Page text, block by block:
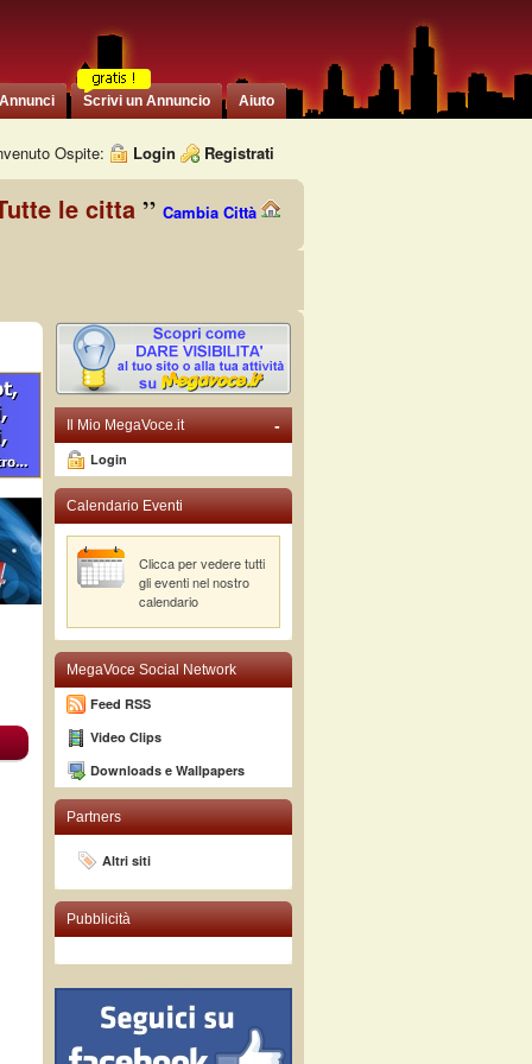
Scrivi un Annuncio Aiuto
Ospite: Login Registrati
le citta Cambia Città
-
Il Mio MegaVoce.it
Login
Calendario Eventi
Clicca per vedere tutti
gli eventi nel nostro
calendario
MegaVoce Social Network
Feed RSS
Video Clips
Downloads e Wallpapers
Partners
Altri siti
Pubblicità